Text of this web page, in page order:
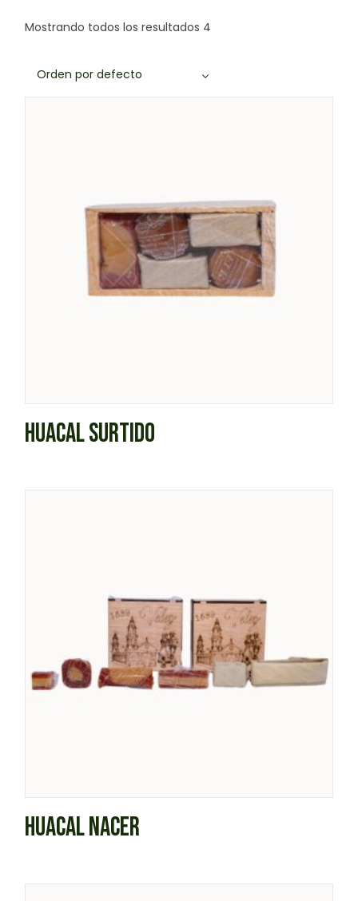
Mostrando todos los resultados 4
Orden por defecto
HUACAL SURTIDO
HUACAL NACER